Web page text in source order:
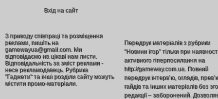
Вхід на сайт
З приводу співпраці та розміщення
реклами, пишіть на
gamewayua@gmail.com. Ми
відповідаємо на цікаві нам листи.
Відповідальність за зміст реклами -
несе рекламодавець. Рубрика
"Гаджети" та інші розділи сайту можуть
містити промо-матеріали.
Передрук матеріалів з рубрики
“Новини ігор” тільки при
активного гіперпосилання на
http://gameway.com.ua. Повний
передрук інтерв’ю, оглядів,
гайдів та інших матеріалів без
редакції – заборонений.